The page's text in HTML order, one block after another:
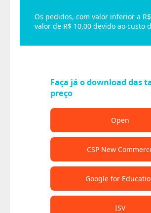
Os pedidos, com valor inferior a
valor de R$ 10,00 devido ao custo
Faça já o download das
preço
Open
CSP New
Google for
ISV